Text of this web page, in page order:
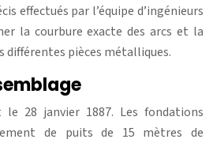
effectués par l’équipe d’ingénieurs
la courbure exacte des arcs et la
différentes pièces métalliques.
le 28 janvier 1887. Les fondations
de puits de 15 mètres de